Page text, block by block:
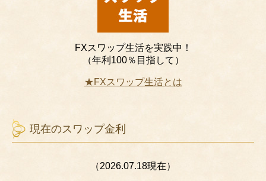
FXスワップ生活を実践中！
（年利100％目指して）
★FXスワップ生活とは
現在のスワップ金利
（2026.07.18現在）